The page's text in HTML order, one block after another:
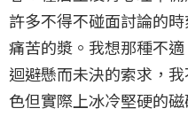
許多不得不碰面討論的
痛苦的漿。我想那種不
迴避懸而未決的索求，
色但實際上冰冷堅硬的磁